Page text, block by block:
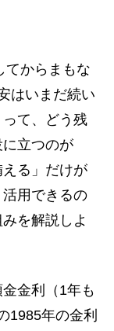
てからまもな
はいまだ続い
て、どう残
立つのが
える」だけが
用できるの
を解説しよ
金利（1年も
1985年の金利